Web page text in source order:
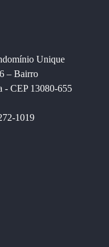
Unique
– Bairro
- CEP 13080-655
1019